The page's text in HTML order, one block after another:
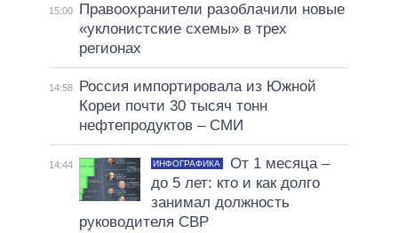
15:00
Правоохранители разоблачили новые
«уклонистские схемы» в трех
регионах
14:58
Россия импортировала из Южной
Кореи почти 30 тысяч тонн
нефтепродуктов – СМИ
14:44 ИНФОГРАФИКА
От 1 месяца –
до 5 лет: кто и как долго
занимал должность
руководителя СВР